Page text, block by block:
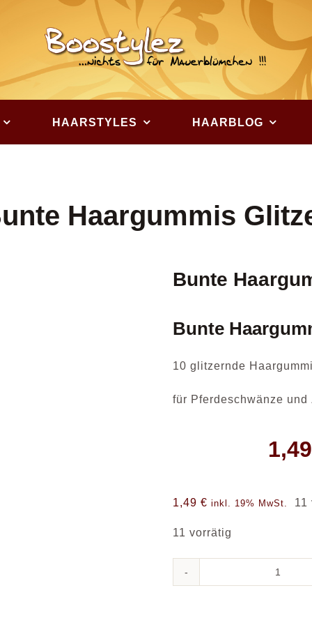
HAARSTYLES HAARBLOG
Haargummis
Bunte
Bunte
10 glitzernde
für Pferdeschwänze und
1,49 € inkl. 19% MwSt. 11
11 vorrätig